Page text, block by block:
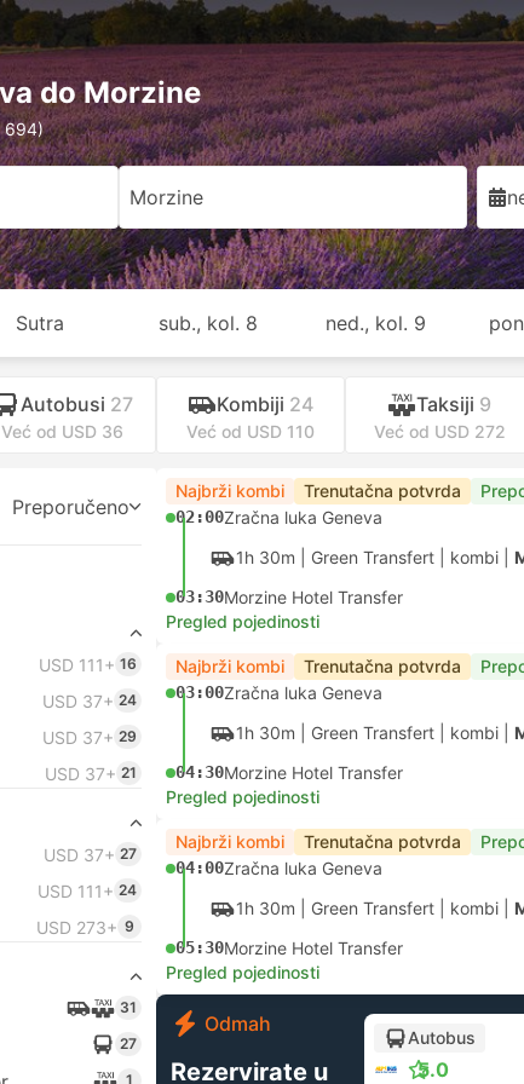
do Morzine
694)
Morzine
Sutra sub., kol. 8 ned., kol. 9
Autobusi 27
Već od USD 36
Kombiji 24
Već od USD 110
Taksiji 9
Već od USD 272
Preporučeno
USD 111+ 16
USD 37+ 24
USD 37+ 29
USD 37+ 21
USD 37+ 27
USD 111+ 24
USD 273+ 9
31
27
1
Najbrži kombi Trenutačna potvrda
02:00Zračna luka Geneva
1h 30m | Green Transfert kombi
03:30Morzine Hotel Transfer
Pregled pojedinosti
Najbrži kombi Trenutačna potvrda
03:00Zračna luka Geneva
1h 30m | Green Transfert kombi
04:30Morzine Hotel Transfer
Pregled pojedinosti
Najbrži kombi Trenutačna potvrda
04:00Zračna luka Geneva
1h 30m | Green Transfert kombi
05:30Morzine Hotel Transfer
Pregled pojedinosti
Odmah
Rezervirate u
Autobus
5.0